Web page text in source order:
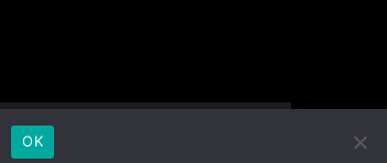
Impressum
OK